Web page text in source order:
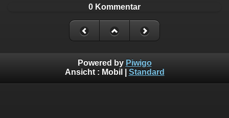
0 Kommentar
Powered by Piwigo
Ansicht : Mobil Standard